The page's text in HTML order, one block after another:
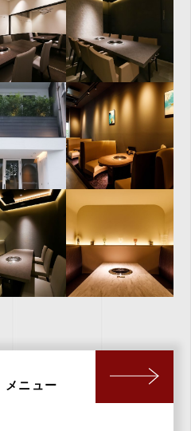
メニュー